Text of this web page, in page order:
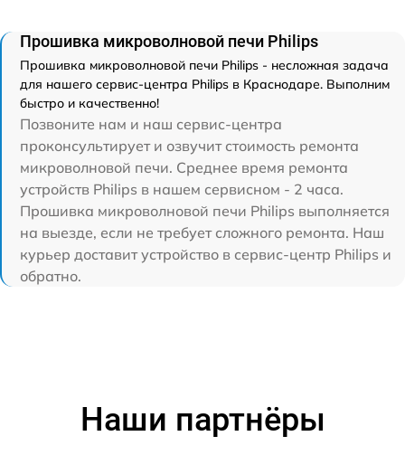
Прошивка микроволновой печи Philips
Прошивка микроволновой печи Philips - несложная задача
для нашего сервис-центра Philips в Краснодаре. Выполним
быстро и качественно!
Позвоните нам и наш сервис-центра
проконсультирует и озвучит стоимость ремонта
микроволновой печи. Среднее время ремонта
устройств Philips в нашем сервисном - 2 часа.
Прошивка микроволновой печи Philips выполняется
на выезде, если не требует сложного ремонта. Наш
курьер доставит устройство в сервис-центр Philips и
обратно.
Наши партнёры